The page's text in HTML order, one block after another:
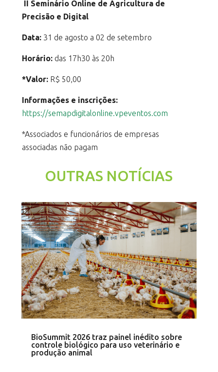
II Seminário Online de Agricultura de
Precisão e Digital
Data: 31 de agosto a 02 de setembro
Horário: das 17h30 às 20h
*Valor:R$ 50,00
Informações e inscrições:
https://semapdigitalonline.vpeventos.com
*Associados e funcionários de empresas
associadas não pagam
OUTRAS NOTÍCIAS
BioSummit 2026 traz painel inédito sobre
controle biológico para uso veterinário e
produção animal